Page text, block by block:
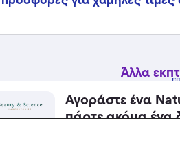
Άλλα
Αγοράστε ένα
πάρτε ακόμα ένα δώρο!